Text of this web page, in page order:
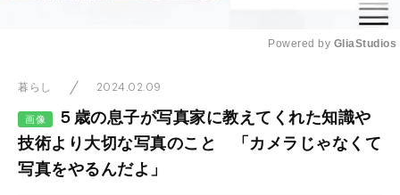
Powered by GliaStudios
暮らし 2024.02.09
画像
５歳の息子が写真家に教えてくれた知識や
技術より大切な写真のこと 「カメラじゃなくて
写真をやるんだよ」